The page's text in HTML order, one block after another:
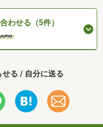
わせる（5件）
る / 自分に送る